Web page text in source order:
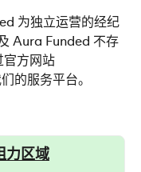
为独立运营的经纪
Aura Funded 不存
的服务平台。
力区域